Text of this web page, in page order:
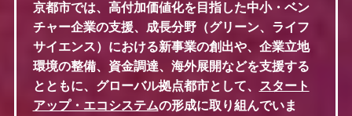
京都市では、高付加価値化を目指した中小・ベン
チャー企業の支援、成長分野（グリーン、ライフ
サイエンス）における新事業の創出や、企業立地
環境の整備、資金調達、海外展開などを支援する
とともに、グローバル拠点都市として、 スタート
アップ・エコシステムの形成に取り組んでいま